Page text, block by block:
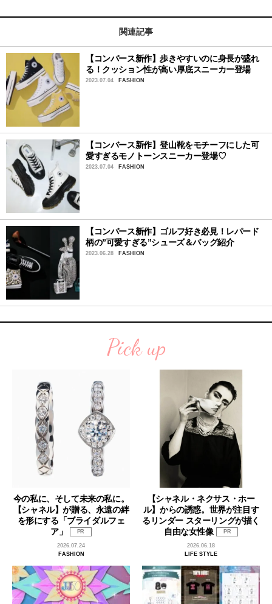
関連記事
【コンバース新作】歩きやすいのに身長が盛れ
る！クッション性が高い厚底スニーカー登場
2023.07.04 FASHION
【コンバース新作】登山靴をモチーフにした可
愛すぎるモノトーンスニーカー登場♡
2023.07.04 FASHION
【コンバース新作】ゴルフ好き必見！レパード
柄の”可愛すぎる”シューズ＆バッグ紹介
2023.06.28 FASHION
Pick up
今の私に、そして未来の私に。
【シャネル】が贈る、永遠の絆
を形にする「ブライダルフェ
ア」
PR
2026.07.24
FASHION
【シャネル・ネクサス・ホー
ル】からの誘惑。世界が注目す
るリンダー スターリングが描く
自由な女性像
PR
2026.06.18
LIFE STYLE